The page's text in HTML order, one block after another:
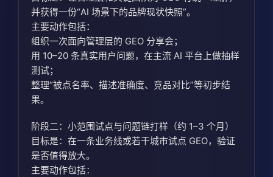
并获得一份“AI 场景下的品牌现状快照”。
主要动作包括：
组织一次面向管理层的 GEO 分享会；
用 10–20 条真实用户问题，在主流 AI 平台上做抽样
测试；
整理“被点名率、描述准确度、竞品对比”等初步结
果。
阶段二：小范围试点与问题链打样（约 1–3 个月）
目标是：在一条业务线或若干城市试点 GEO，验证
是否值得放大。
主要动作包括：